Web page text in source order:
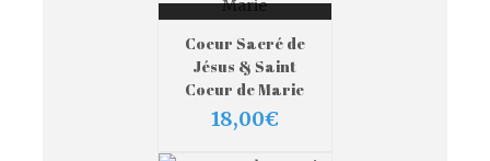
AJOUTER AU
PANIER
VIEW MORE
Coeur Sacré de
Jésus & Saint
Coeur de Marie
18,00€